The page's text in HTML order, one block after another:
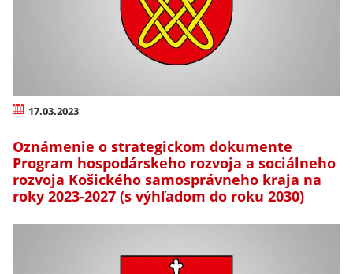
17.03.2023
Oznámenie o strategickom dokumente
Program hospodárskeho rozvoja a sociálneho
rozvoja Košického samosprávneho kraja na
roky 2023-2027 (s výhľadom do roku 2030)